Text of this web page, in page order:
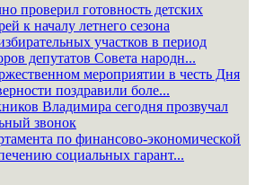
проверил готовность детских
к началу летнего сезона
участков в период
депутатов Совета народн...
мероприятии в честь Дня
поздравили боле...
Владимира сегодня прозвучал
звонок
по финансово-экономической
социальных гарант...